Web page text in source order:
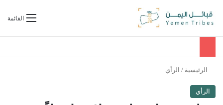
القائمةبحث عن
الرئيسية / الرأي
الرأي